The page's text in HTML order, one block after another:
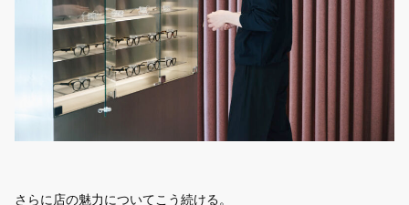
さらに店の魅力についてこう続ける。